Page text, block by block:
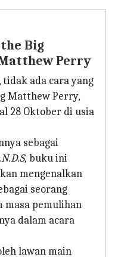
Big
Perry
ada cara yang
Matthew Perry,
28 Oktober di usia
sebagai
buku ini
mengenalkan
seorang
masa pemulihan
dalam acara
lawan main